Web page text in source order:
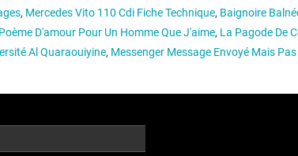
, Mercedes Vito 110 Cdi Fiche Technique, Baignoire
Poème D'amour Pour Un Homme Que J'aime, La Pagode De
Al Quaraouiyine, Messenger Message Envoyé Mais